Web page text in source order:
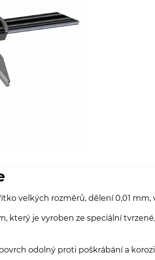
velkých rozměrů, dělení 0,01 mm,
který je vyroben ze speciální
odolný proti poškrábání a